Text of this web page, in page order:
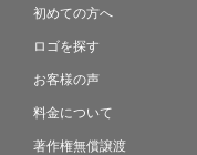
初めての方へ
ロゴを探す
お客様の声
料金について
著作権無償譲渡